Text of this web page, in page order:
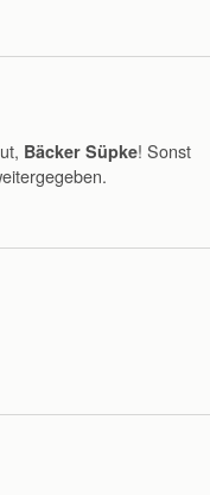
Bäcker Süpke! Sonst